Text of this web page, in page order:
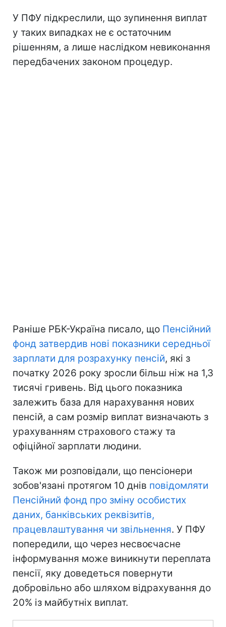
У ПФУ підкреслили, що зупинення виплат
у таких випадках не є остаточним
рішенням, а лише наслідком невиконання
передбачених законом процедур.
Раніше РБК-Україна писало, що Пенсійний
фонд затвердив нові показники середньої
зарплати для розрахунку пенсій, які з
початку 2026 року зросли більш ніж на 1,3
тисячі гривень. Від цього показника
залежить база для нарахування нових
пенсій, а сам розмір виплат визначають з
урахуванням страхового стажу та
офіційної зарплати людини.
Також ми розповідали, що пенсіонери
зобов'язані протягом 10 днів повідомляти
Пенсійний фонд про зміну особистих
даних, банківських реквізитів,
працевлаштування чи звільнення. У ПФУ
попередили, що через несвоєчасне
інформування може виникнути переплата
пенсії, яку доведеться повернути
добровільно або шляхом відрахування до
20% із майбутніх виплат.